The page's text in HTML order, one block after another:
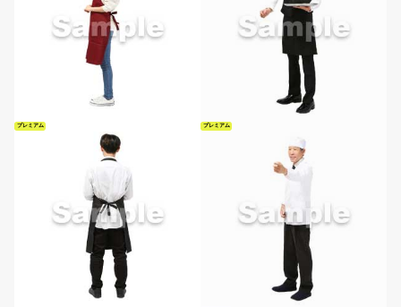
プレミアム プレミアム